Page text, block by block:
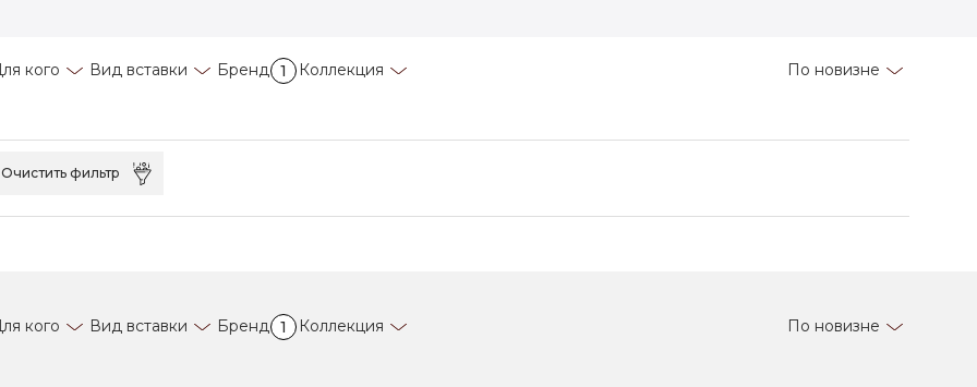
кого Вид вставки Бренд 1 Коллекция По новизне
Очистить фильтр
кого Вид вставки Бренд 1 Коллекция По новизне